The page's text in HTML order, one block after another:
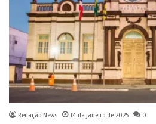
Redação News 14 de janeiro de 2025 0